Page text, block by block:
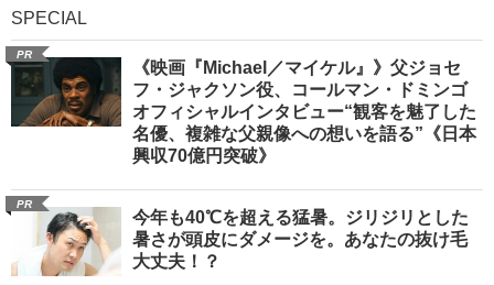
SPECIAL
PR
《映画『Michael／マイケル』》父ジョセ
フ・ジャクソン役、コールマン・ドミンゴ
オフィシャルインタビュー“観客を魅了した
名優、複雑な父親像への想いを語る”《日本
興収70億円突破》
PR
今年も40℃を超える猛暑。ジリジリとした
暑さが頭皮にダメージを。あなたの抜け毛
大丈夫！？